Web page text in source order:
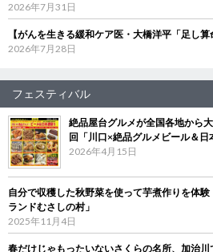
2026年7月31日
【がんを生きる緩和ケア医・大橋洋平「足し
2026年7月28日
フェスティバル
絶品屋台グルメが全国各地から
回「川口×絶品グルメビール＆
2026年4月15日
自分で収穫した秋野菜を使って芋煮作りを体
ランドむさしの村」
2025年11月4日
春だけじゃもったいないさくらの名所、加治川